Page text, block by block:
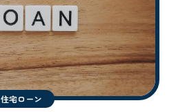
住宅ローン